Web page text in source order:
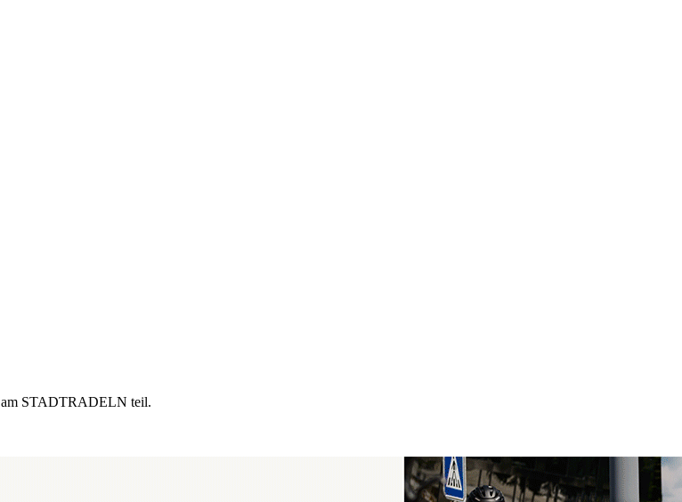
am STADTRADELN teil.